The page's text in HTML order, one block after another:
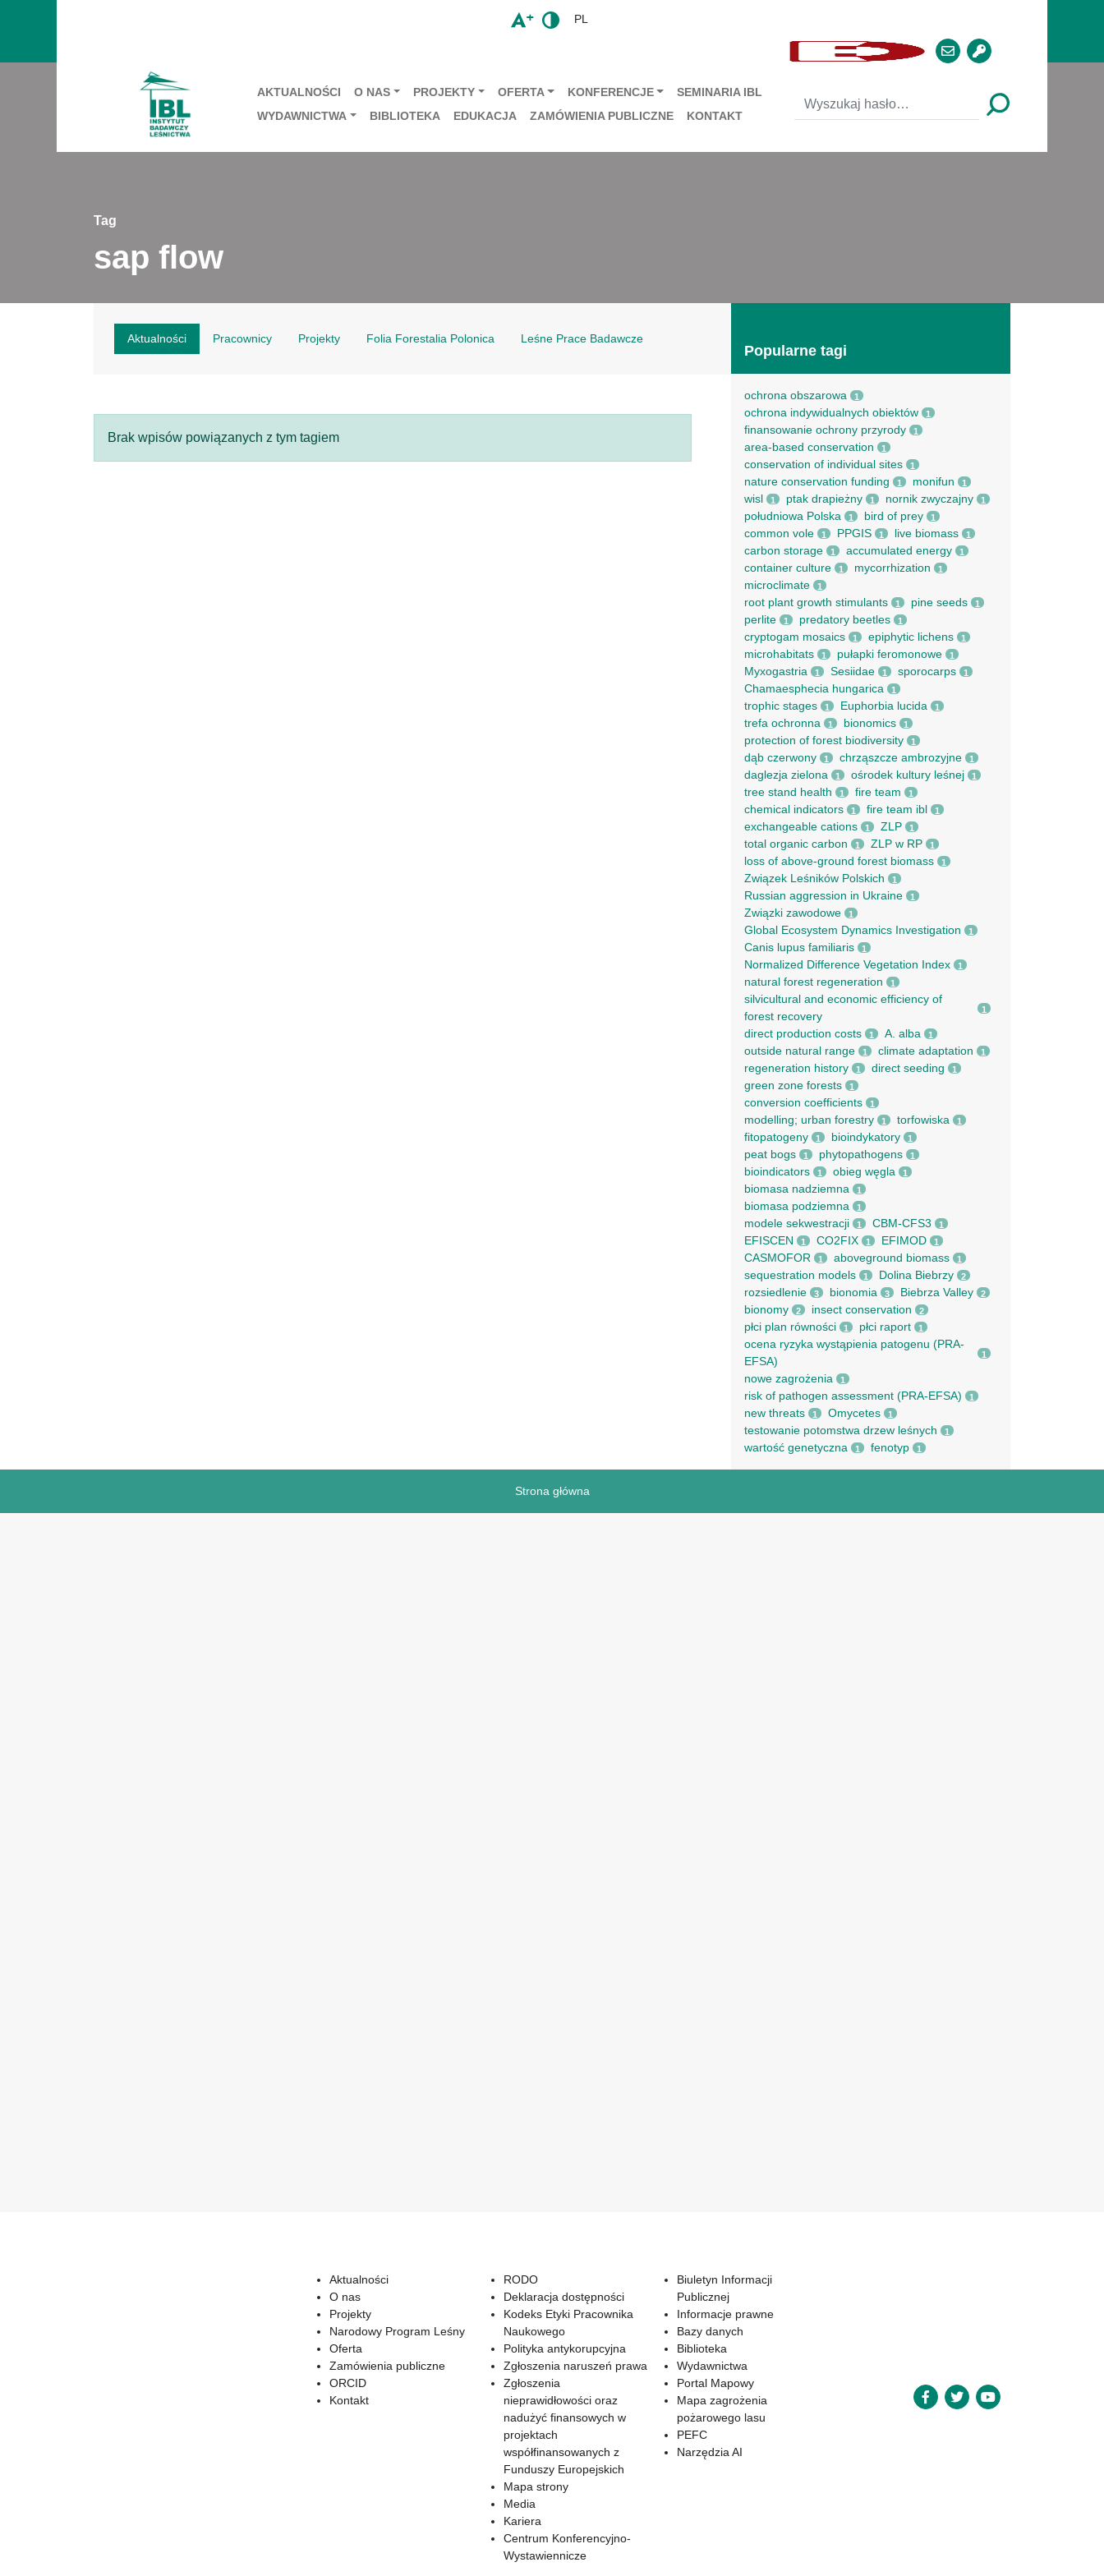
PL
AKTUALNOŚCI O NAS PROJEKTY OFERTA KONFERENCJE
SEMINARIA IBL
WYDAWNICTWA
BIBLIOTEKA EDUKACJA ZAMÓWIENIA PUBLICZNE KONTAKT
Tag
sap flow
Aktualności Pracownicy Projekty Folia Forestalia Polonica Leśne Prace Badawcze
Brak wpisów powiązanych z tym tagiem
Popularne tagi
ochrona obszarowa 1
ochrona indywidualnych obiektów 1
finansowanie ochrony przyrody 1
area-based conservation 1
conservation of individual sites 1
nature conservation funding 1 monifun 1
wisl 1 ptak drapieżny 1 nornik zwyczajny 1
południowa Polska 1 bird of prey 1
common vole 1 PPGIS 1 live biomass 1
carbon storage 1 accumulated energy 1
container culture 1 mycorrhization 1
microclimate 1
root рlant growth stimulants 1 pine seeds 1
perlite 1 predatory beetles 1
cryptogam mosaics 1 epiphytic lichens 1
microhabitats 1 pułapki feromonowe 1
Myxogastria 1 Sesiidae 1 sporocarps 1
Chamaesphecia hungarica 1
trophic stages 1 Euphorbia lucida 1
trefa ochronna 1 bionomics 1
protection of forest biodiversity 1
dąb czerwony 1 chrząszcze ambrozyjne 1
daglezja zielona 1 ośrodek kultury leśnej 1
tree stand health 1 fire team 1
chemical indicators 1 fire team ibl 1
exchangeable cations 1 ZLP 1
total organic carbon 1 ZLP w RP 1
loss of above-ground forest biomass 1
Związek Leśników Polskich 1
Russian aggression in Ukraine 1
Związki zawodowe 1
Global Ecosystem Dynamics Investigation 1
Canis lupus familiaris 1
Normalized Difference Vegetation Index 1
natural forest regeneration 1
silvicultural and economic efficiency of
forest recovery
1
direct production costs 1 A. alba 1
outside natural range 1 climate adaptation 1
regeneration history 1 direct seeding 1
green zone forests 1
conversion coefficients 1
modelling; urban forestry 1 torfowiska 1
fitopatogeny 1 bioindykatory 1
peat bogs 1 phytopathogens 1
bioindicators 1 obieg węgla 1
biomasa nadziemna 1
biomasa podziemna 1
modele sekwestracji 1 CBM-CFS3 1
EFISCEN 1 CO2FIX 1 EFIMOD 1
CASMOFOR 1 aboveground biomass 1
sequestration models 1 Dolina Biebrzy 2
rozsiedlenie 3 bionomia 3 Biebrza Valley 2
bionomy 2 insect conservation 2
płci plan równości 1 płci raport 1
ocena ryzyka wystąpienia patogenu (PRA-
EFSA)
1
nowe zagrożenia 1
risk of pathogen assessment (PRA-EFSA) 1
new threats 1 Omycetes 1
testowanie potomstwa drzew leśnych 1
wartość genetyczna 1 fenotyp 1
Strona główna
Aktualności
O nas
Projekty
Narodowy Program Leśny
Oferta
Zamówienia publiczne
ORCID
Kontakt
RODO
Deklaracja dostępności
Kodeks Etyki Pracownika
Naukowego
Polityka antykorupcyjna
Zgłoszenia naruszeń prawa
Zgłoszenia
nieprawidłowości oraz
nadużyć finansowych w
projektach
współfinansowanych z
Funduszy Europejskich
Mapa strony
Media
Kariera
Centrum Konferencyjno-
Wystawiennicze
Biuletyn Informacji
Publicznej
Informacje prawne
Bazy danych
Biblioteka
Wydawnictwa
Portal Mapowy
Mapa zagrożenia
pożarowego lasu
PEFC
Narzędzia AI